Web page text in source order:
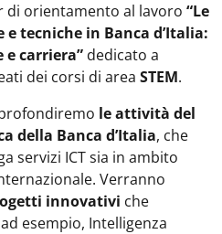
di orientamento al lavoro “Le
tecniche in Banca d’Italia:
e carriera” dedicato a
dei corsi di area STEM.
le attività del
della Banca d’Italia, che
servizi ICT sia in ambito
Verranno
innovativi che
esempio, Intelligenza